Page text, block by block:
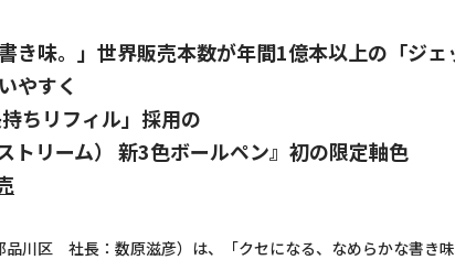
き味。」世界販売本数が年間1億本以上の「ジ
やすく
ちリフィル」採用の
トリーム） 新3色ボールペン』初の限定軸色
川区 社長：数原滋彦）は、「クセになる、なめらかな書き